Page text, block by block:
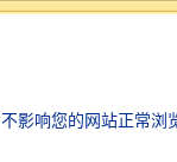
等多个方面。通过
视，酒店拆除回收